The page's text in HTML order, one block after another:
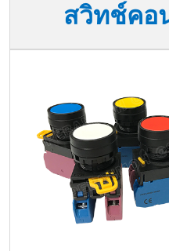
สวิทช์คอ